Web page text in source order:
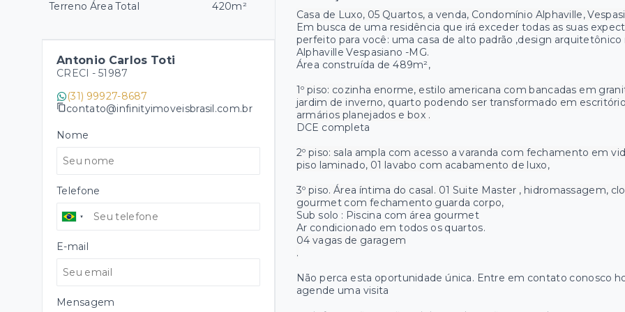
Casa de Luxo, 05 Quartos, a venda, Condomínio Alphaville,
Em busca de uma residência que irá exceder todas as suas
perfeito para você: uma casa de alto padrão ,design
Alphaville Vespasiano -MG.
Área construída de 489m²,
1º piso: cozinha enorme, estilo americana com bancadas em
jardim de inverno, quarto podendo ser transformado em
armários planejados e box .
DCE completa
2º piso: sala ampla com acesso a varanda com fechamento em
piso laminado, 01 lavabo com acabamento de luxo,
3º piso. Área íntima do casal. 01 Suite Master , hidromassagem,
gourmet com fechamento guarda corpo,
Sub solo : Piscina com área gourmet
Ar condicionado em todos os quartos.
04 vagas de garagem
.
Não perca esta oportunidade única. Entre em contato conosco
agende uma visita
Terreno Área Total 420m²
Antonio Carlos Toti
CRECI - 51987
(31) 99927-8687
contato@infinityimoveisbrasil.com.br
Nome
Telefone
E-mail
Mensagem